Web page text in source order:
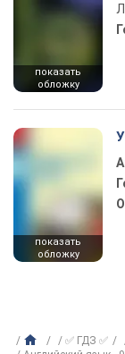
показать
обложку
показать
обложку
✅ ГДЗ ✅